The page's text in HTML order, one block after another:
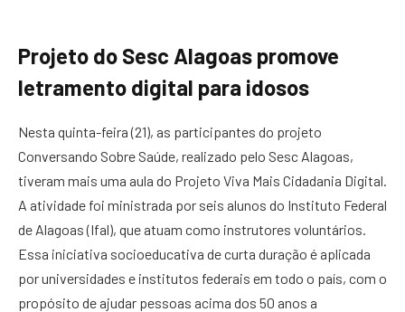
Projeto do Sesc Alagoas promove
letramento digital para idosos
Nesta quinta-feira (21), as participantes do projeto
Conversando Sobre Saúde, realizado pelo Sesc Alagoas,
tiveram mais uma aula do Projeto Viva Mais Cidadania Digital.
A atividade foi ministrada por seis alunos do Instituto Federal
de Alagoas (Ifal), que atuam como instrutores voluntários.
Essa iniciativa socioeducativa de curta duração é aplicada
por universidades e institutos federais em todo o país, com o
propósito de ajudar pessoas acima dos 50 anos a